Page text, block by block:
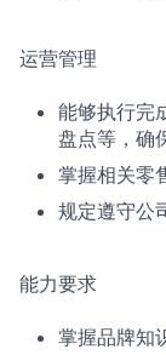
运营管理
能够执行完
盘点等，确
掌握相关零
规定遵守公
能力要求
掌握品牌知